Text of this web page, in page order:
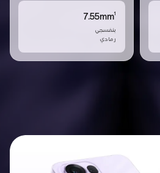
7.55mm1
بنفسجي
رمادي